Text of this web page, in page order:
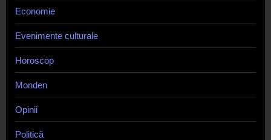
Economie
Evenimente culturale
Horoscop
Monden
Opinii
Politică